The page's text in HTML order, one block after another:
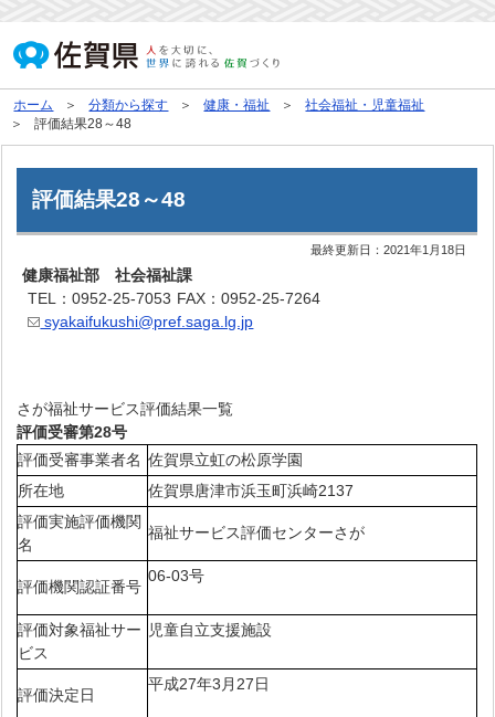
ホーム 分類から探す 健康・福祉
社会福祉・児童福祉
評価結果28～48
評価結果28～48
最終更新日：2021年1月18日
健康福祉部 社会福祉課
TEL：0952-25-7053 FAX：0952-25-7264
syakaifukushi@pref.saga.lg.jp
さが福祉サービス評価結果一覧
評価受審第28号
評価受審事業者名 佐賀県立虹の松原学園
所在地
佐賀県唐津市浜玉町浜崎2137
評価実施評価機関
名
福祉サービス評価センターさが
評価機関認証番号
06-03号
評価対象福祉サー
ビス
児童自立支援施設
評価決定日
平成27年3月27日